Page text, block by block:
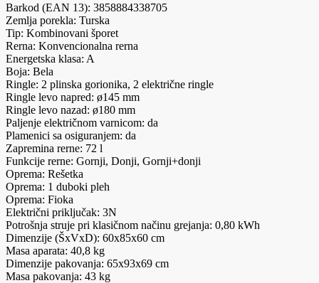
Barkod (EAN 13): 3858884338705
Zemlja porekla: Turska
Tip: Kombinovani šporet
Rerna: Konvencionalna rerna
Energetska klasa: A
Boja: Bela
Ringle: 2 plinska gorionika, 2 električne ringle
Ringle levo napred: ø145 mm
Ringle levo nazad: ø180 mm
Paljenje električnom varnicom: da
Plamenici sa osiguranjem: da
Zapremina rerne: 72 l
Funkcije rerne: Gornji, Donji, Gornji+donji
Oprema: Rešetka
Oprema: 1 duboki pleh
Oprema: Fioka
Električni priključak: 3N
Potrošnja struje pri klasičnom načinu grejanja: 0,80 kWh
Dimenzije (ŠxVxD): 60x85x60 cm
Masa aparata: 40,8 kg
Dimenzije pakovanja: 65x93x69 cm
Masa pakovanja: 43 kg